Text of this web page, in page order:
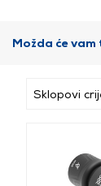
Možda će
Sklopovi